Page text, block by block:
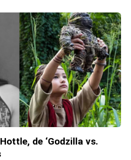
de ‘Godzilla vs.